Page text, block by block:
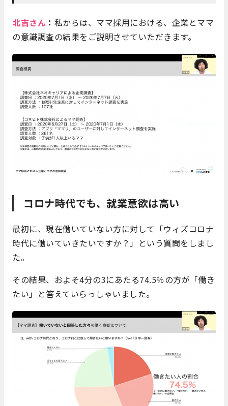
北吉さん ： 私からは、ママ採用における、企業とママ
の意識調査の結果をご説明させていただきます。
コロナ時代でも、就業意欲は高い
最初に、現在働いていない方に対して「ウィズコロナ
時代に働いていきたいですか？」という質問をしまし
た。
その結果、およそ4分の3にあたる74.5％の方が「働き
たい」と答えていらっしゃいました。